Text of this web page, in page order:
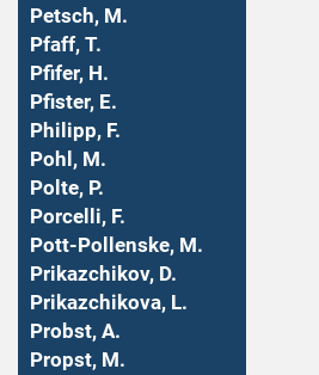
Petsch, M.
Pfaff, T.
Pfifer, H.
Pfister, E.
Philipp, F.
Pohl, M.
Polte, P.
Porcelli, F.
Pott-Pollenske, M.
Prikazchikov, D.
Prikazchikova, L.
Probst, A.
Propst, M.